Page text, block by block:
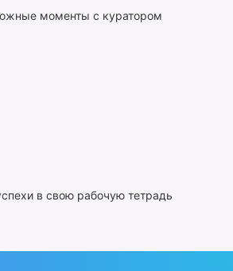
моменты с куратором
в свою рабочую тетрадь